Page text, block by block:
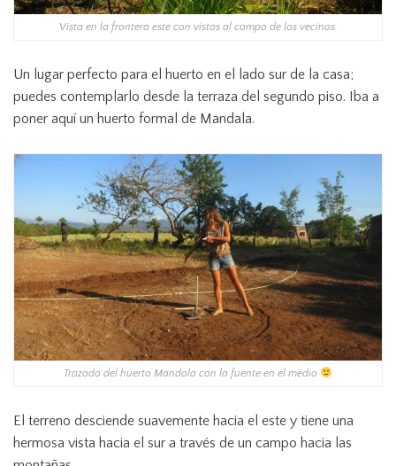
Vista en la frontera este con vistas al campo de los vecinos.
Un lugar perfecto para el huerto en el lado sur de la casa;
puedes contemplarlo desde la terraza del segundo piso. Iba a
poner aquí un huerto formal de Mandala.
Trazado del huerto Mandala con la fuente en el medio
El terreno desciende suavemente hacia el este y tiene una
hermosa vista hacia el sur a través de un campo hacia las